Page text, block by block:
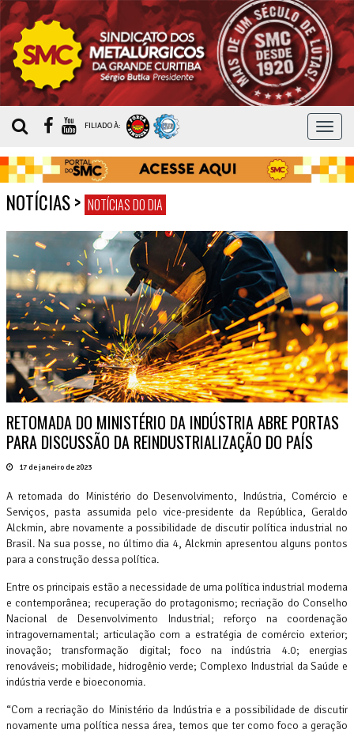
MENU
FILIADO À:
NOTÍCIAS> NOTÍCIAS DO DIA
RETOMADA DO MINISTÉRIO DA INDÚSTRIA ABRE PORTAS
PARA DISCUSSÃO DA REINDUSTRIALIZAÇÃO DO PAÍS
17 de janeiro de 2023
A retomada do Ministério do Desenvolvimento, Indústria, Comércio e
Serviços, pasta assumida pelo vice-presidente da República, Geraldo
Alckmin, abre novamente a possibilidade de discutir política industrial no
Brasil. Na sua posse, no último dia 4, Alckmin apresentou alguns pontos
para a construção dessa política.
Entre os principais estão a necessidade de uma política industrial moderna
e contemporânea; recuperação do protagonismo; recriação do Conselho
Nacional de Desenvolvimento Industrial; reforço na coordenação
intragovernamental; articulação com a estratégia de comércio exterior;
inovação; transformação digital; foco na indústria 4.0; energias
renováveis; mobilidade, hidrogênio verde; Complexo Industrial da Saúde e
indústria verde e bioeconomia.
“Com a recriação do Ministério da Indústria e a possibilidade de discutir
novamente uma política nessa área, temos que ter como foco a geração